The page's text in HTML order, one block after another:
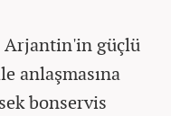
Arjantin'in güçlü
anlaşmasına
bonservis